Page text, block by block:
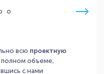
всю проектную
объеме,
с нами